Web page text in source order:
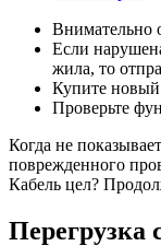
Внимательно
Если
жила, то
Купите новый
Проверьте
Когда не
поврежденного
Кабель цел?
Перегрузка